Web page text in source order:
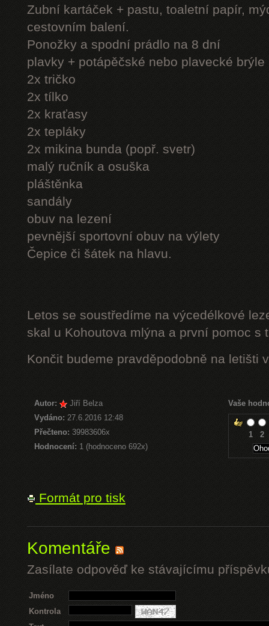
Zubní kartáček + pastu, toaletní papír,
cestovním balení.
Ponožky a spodní prádlo na 8 dní
plavky + potápěčské nebo plavecké brýle
2x tričko
2x tílko
2x kraťasy
2x tepláky
2x mikina bunda (popř. svetr)
malý ručník a osuška
pláštěnka
sandály
obuv na lezení
pevnější sportovní obuv na výlety
Čepice či šátek na hlavu.
Letos se soustředíme na výcedélkové
skal u Kohoutova mlýna a první pomoc s
Končit budeme pravděpodobně na letišti
Autor:
Jiří Belza
Vydáno: 27.6.2016 12:48
Přečteno:39983606x
Hodnocení: 1 (hodnoceno 692x)
Vaše
1 2
Formát pro tisk
Komentáře
Zasílate odpověď ke stávajícímu
Jméno
Kontrola